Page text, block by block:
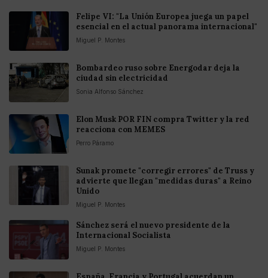
Felipe VI: "La Unión Europea juega un papel
esencial en el actual panorama internacional"
Miguel P. Montes
Bombardeo ruso sobre Energodar deja la
ciudad sin electricidad
Sonia Alfonso Sánchez
Elon Musk POR FIN compra Twitter y la red
reacciona con MEMES
Perro Páramo
Sunak promete "corregir errores" de Truss y
advierte que llegan "medidas duras" a Reino
Unido
Miguel P. Montes
Sánchez será el nuevo presidente de la
Internacional Socialista
Miguel P. Montes